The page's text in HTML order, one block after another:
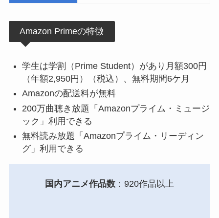
Amazon Primeの特徴
学生は学割（Prime Student）があり月額300円
（年額2,950円）（税込）、無料期間6ケ月
Amazonの配送料が無料
200万曲聴き放題「Amazonプライム・ミュージ
ック」利用できる
無料読み放題「Amazonプライム・リーディン
グ」利用できる
国内アニメ作品数 ：920作品以上